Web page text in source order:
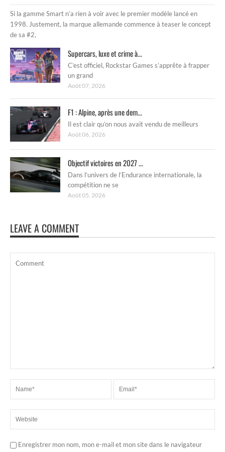
Si la gamme Smart n’a rien à voir avec le premier modèle lancé en
1998. Justement, la marque allemande commence à teaser le concept
de sa #2,
Supercars, luxe et crime à...
C’est officiel, Rockstar Games s’apprête à frapper
un grand
Août 07, 2026
F1 : Alpine, après une dem...
Il est clair qu’on nous avait vendu de meilleurs
Août 06, 2026
Objectif victoires en 2027 ...
Dans l’univers de l’Endurance internationale, la
compétition ne se
Août 05, 2026
LEAVE A COMMENT
Enregistrer mon nom, mon e-mail et mon site dans le navigateur